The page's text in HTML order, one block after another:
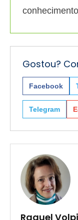
Gostou?
Facebook
Telegram
Raquel Volpi